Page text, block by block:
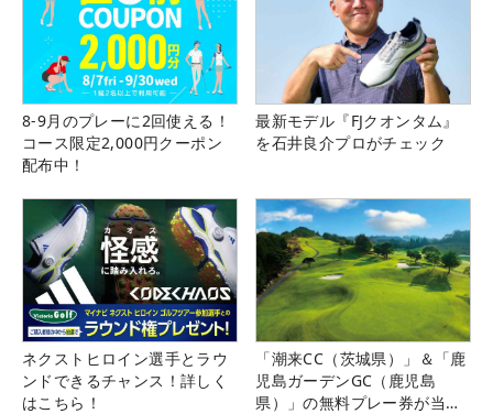
8-9月のプレーに2回使える！
コース限定2,000円クーポン
配布中！
最新モデル『FJクオンタム』
を石井良介プロがチェック
ネクストヒロイン選手とラウ
ンドできるチャンス！詳しく
はこちら！
「潮来CC（茨城県）」＆「鹿
児島ガーデンGC（鹿児島
県）」の無料プレー券が当た